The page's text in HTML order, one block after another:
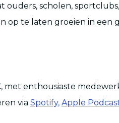
ouders, scholen,
op te laten groeien in een
met enthousiaste
via Spotify, Apple